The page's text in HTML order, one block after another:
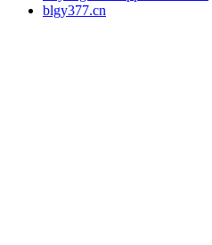
blgy377.cn